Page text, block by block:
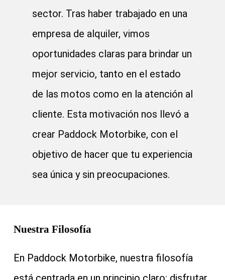
sector. Tras haber trabajado en una
empresa de alquiler, vimos
oportunidades claras para brindar un
mejor servicio, tanto en el estado
de las motos como en la atención al
cliente. Esta motivación nos llevó a
crear Paddock Motorbike, con el
objetivo de hacer que tu experiencia
sea única y sin preocupaciones.
Nuestra Filosofía
En Paddock Motorbike, nuestra filosofía